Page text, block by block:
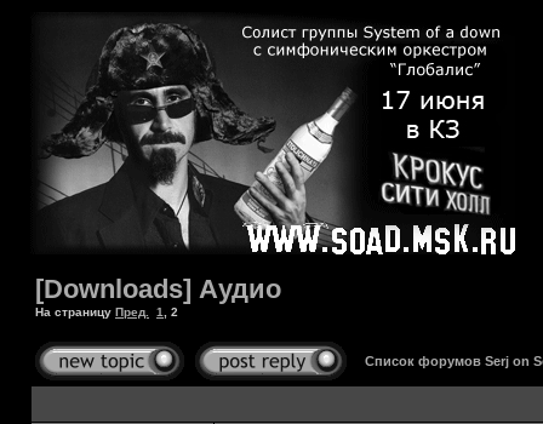
[Downloads] Аудио
На страницу Пред. 1 2
Список форумов Serj on